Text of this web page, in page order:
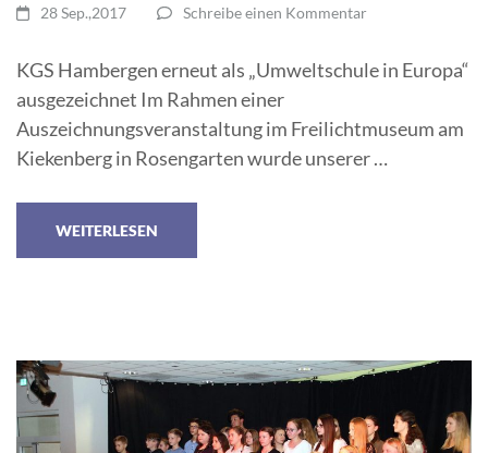
28 Sep.,2017 Schreibe einen Kommentar
KGS Hambergen erneut als „Umweltschule in Europa“
ausgezeichnet Im Rahmen einer
Auszeichnungsveranstaltung im Freilichtmuseum am
Kiekenberg in Rosengarten wurde unserer …
WEITERLESEN